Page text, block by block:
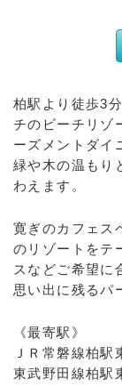
柏駅より徒歩3
チのビーチリゾ
ーズメントダイ
緑や木の温もり
わえます。
寛ぎのカフェス
のリゾートをテ
スなどご希望に
思い出に残るパ
《最寄駅》
ＪＲ常磐線柏駅
東武野田線柏駅